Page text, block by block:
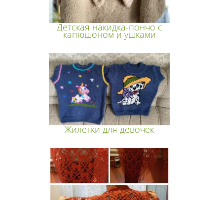
Детская накидка-пончо с
капюшоном и ушками
Жилетки для девочек